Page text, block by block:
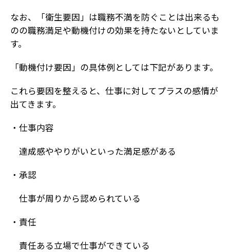
なお、「衛生要因」は職務不満を防ぐことは出来るも
のの職務満足や動機付けの効果を持たないとしていま
す。
「動機付け要因」の具体例としては下記があります。
これら要因を整えると、仕事に対してプラスの感情が
出てきます。
・仕事内容
達成感ややりがいといった満足感がある
・承認
仕事が周りから認められている
・責任
責任ある立場で仕事ができている